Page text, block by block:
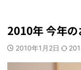
2010年 今年の
2010年1月2日